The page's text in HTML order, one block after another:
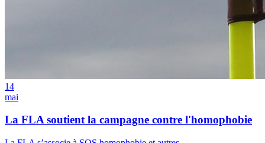
14
mai
La FLA soutient la campagne contre l'homophobie